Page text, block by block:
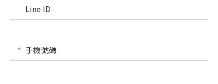
Line ID
手機號碼